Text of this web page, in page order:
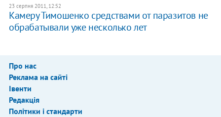
23 серпня 2011, 12:52
Камеру Тимошенко средствами от паразитов не
обрабатывали уже несколько лет
Про нас
Реклама на сайті
Івенти
Редакція
Політики і стандарти